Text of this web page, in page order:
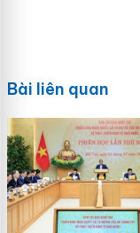
Bài liên quan